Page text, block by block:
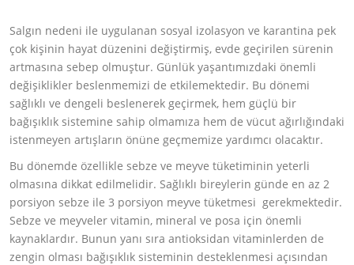
Salgın nedeni ile uygulanan sosyal izolasyon ve karantina pek
çok kişinin hayat düzenini değiştirmiş, evde geçirilen sürenin
artmasına sebep olmuştur. Günlük yaşantımızdaki önemli
değişiklikler beslenmemizi de etkilemektedir. Bu dönemi
sağlıklı ve dengeli beslenerek geçirmek, hem güçlü bir
bağışıklık sistemine sahip olmamıza hem de vücut ağırlığındaki
istenmeyen artışların önüne geçmemize yardımcı olacaktır.
Bu dönemde özellikle sebze ve meyve tüketiminin yeterli
olmasına dikkat edilmelidir. Sağlıklı bireylerin günde en az 2
porsiyon sebze ile 3 porsiyon meyve tüketmesi gerekmektedir.
Sebze ve meyveler vitamin, mineral ve posa için önemli
kaynaklardır. Bunun yanı sıra antioksidan vitaminlerden de
zengin olması bağışıklık sisteminin desteklenmesi açısından